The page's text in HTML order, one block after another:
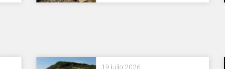
19 julio 2026